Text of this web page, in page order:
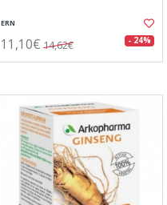
ERN
11,10€ 14,62€ - 24%